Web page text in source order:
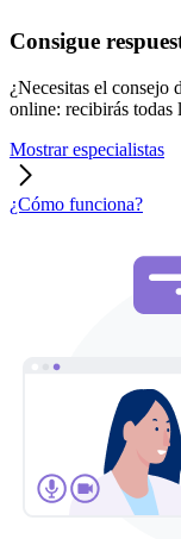
Consigue
¿Necesitas el consejo
online: recibirás todas
Mostrar especialistas
¿Cómo funciona?